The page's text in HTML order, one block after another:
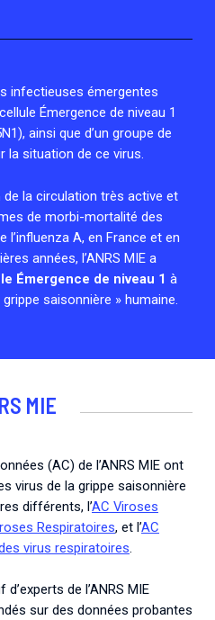
infectieuses émergentes
Émergence de niveau 1
ainsi que d’un groupe de
la situation de ce virus.
de la circulation très active et
de morbi-mortalité des
l’influenza A, en France et en
années, l’ANRS MIE a
Émergence de niveau 1 à
saisonnière » humaine.
MIE
(AC) de l’ANRS MIE ont
virus de la grippe saisonnière
différents, l’AC Viroses
Respiratoires, et l’AC
virus respiratoires
de l’ANRS MIE
sur des données probantes